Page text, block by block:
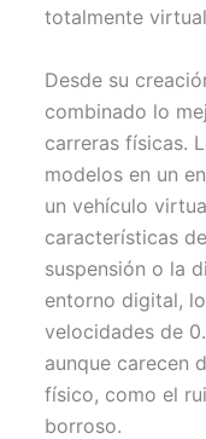
totalmente
Desde su
combinado lo
carreras físicas.
modelos en un
un vehículo
características
suspensión o la
entorno digital,
velocidades de
aunque carecen
físico, como el
borroso.